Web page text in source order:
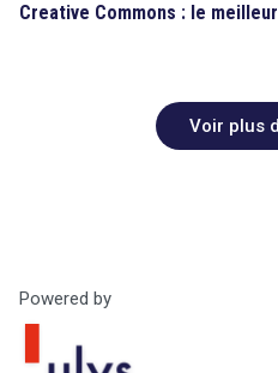
Creative Commons : le
Voir plus
Powered by